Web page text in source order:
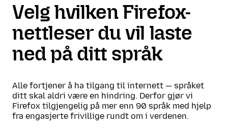
Velg hvilken Firefox-
nettleser du vil laste
ned på ditt språk
Alle fortjener å ha tilgang til internett — språket
ditt skal aldri være en hindring. Derfor gjør vi
Firefox tilgjengelig på mer enn 90 språk med hjelp
fra engasjerte frivillige rundt om i verdenen.